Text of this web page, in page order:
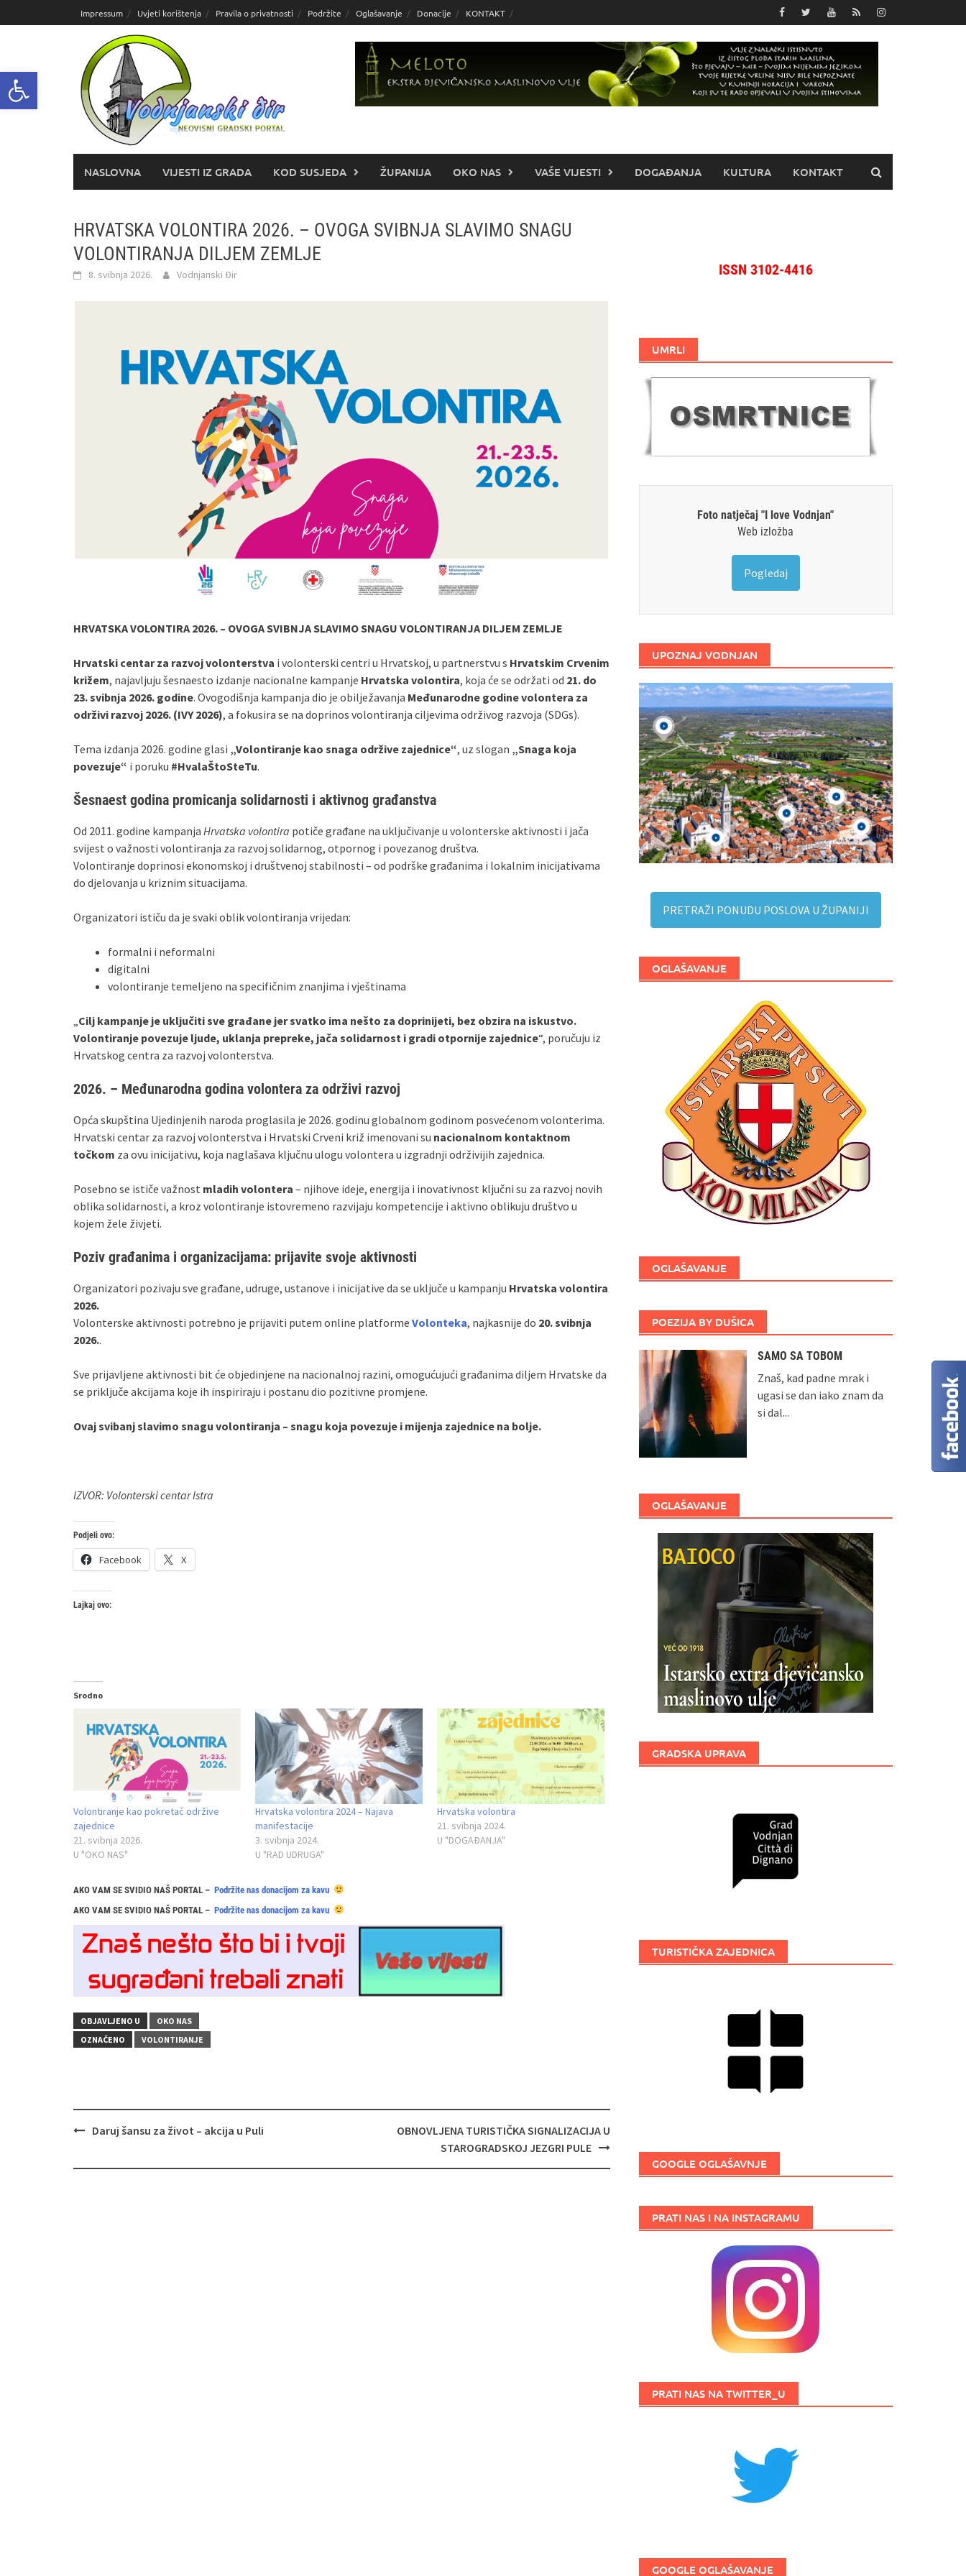
Open toolbar
do
Impressum Uvjeti korištenja Pravila o privatnosti Podržite Oglašavanje Donacije KONTAKT
NASLOVNA VIJESTI IZ GRADA KOD SUSJEDA ŽUPANIJA OKO NAS VAŠE VIJESTI DOGAĐANJA KULTURA KONTAKT
HRVATSKA VOLONTIRA 2026. – OVOGA SVIBNJA SLAVIMO SNAGU
VOLONTIRANJA DILJEM ZEMLJE
8. svibnja 2026. Vodnjanski Đir
HRVATSKA VOLONTIRA 2026. – OVOGA SVIBNJA SLAVIMO SNAGU VOLONTIRANJA DILJEM ZEMLJE
Hrvatski centar za razvoj volonterstva i volonterski centri u Hrvatskoj, u partnerstvu s Hrvatskim Crvenim
križem, najavljuju šesnaesto izdanje nacionalne kampanje Hrvatska volontira, koja će se održati od 21. do
23. svibnja 2026. godine. Ovogodišnja kampanja dio je obilježavanja Međunarodne godine volontera za
održivi razvoj 2026. (IVY 2026), a fokusira se na doprinos volontiranja ciljevima održivog razvoja (SDGs).
Tema izdanja 2026. godine glasi „Volontiranje kao snaga održive zajednice“, uz slogan „Snaga koja
povezuje“ i poruku #HvalaŠtoSteTu.
Šesnaest godina promicanja solidarnosti i aktivnog građanstva
Od 2011. godine kampanja Hrvatska volontira potiče građane na uključivanje u volonterske aktivnosti i jača
svijest o važnosti volontiranja za razvoj solidarnog, otpornog i povezanog društva.
Volontiranje doprinosi ekonomskoj i društvenoj stabilnosti – od podrške građanima i lokalnim inicijativama
do djelovanja u kriznim situacijama.
Organizatori ističu da je svaki oblik volontiranja vrijedan:
formalni i neformalni
digitalni
volontiranje temeljeno na specifičnim znanjima i vještinama
„Cilj kampanje je uključiti sve građane jer svatko ima nešto za doprinijeti, bez obzira na iskustvo.
Volontiranje povezuje ljude, uklanja prepreke, jača solidarnost i gradi otpornije zajednice“, poručuju iz
Hrvatskog centra za razvoj volonterstva.
2026. – Međunarodna godina volontera za održivi razvoj
Opća skupština Ujedinjenih naroda proglasila je 2026. godinu globalnom godinom posvećenom volonterima.
Hrvatski centar za razvoj volonterstva i Hrvatski Crveni križ imenovani su nacionalnom kontaktnom
točkom za ovu inicijativu, koja naglašava ključnu ulogu volontera u izgradnji održivijih zajednica.
Posebno se ističe važnost mladih volontera – njihove ideje, energija i inovativnost ključni su za razvoj novih
oblika solidarnosti, a kroz volontiranje istovremeno razvijaju kompetencije i aktivno oblikuju društvo u
kojem žele živjeti.
Poziv građanima i organizacijama: prijavite svoje aktivnosti
Organizatori pozivaju sve građane, udruge, ustanove i inicijative da se uključe u kampanju Hrvatska volontira
2026.
Volonterske aktivnosti potrebno je prijaviti putem online platforme Volonteka, najkasnije do 20. svibnja
2026..
Sve prijavljene aktivnosti bit će objedinjene na nacionalnoj razini, omogućujući građanima diljem Hrvatske da
se priključe akcijama koje ih inspiriraju i postanu dio pozitivne promjene.
Ovaj svibanj slavimo snagu volontiranja – snagu koja povezuje i mijenja zajednice na bolje.
IZVOR: Volonterski centar Istra
Podjeli ovo:
Facebook X
Lajkaj ovo:
Srodno
Volontiranje kao pokretač održive
zajednice
21. svibnja 2026.
U "OKO NAS"
Hrvatska volontira 2024 – Najava
manifestacije
3. svibnja 2024.
U "RAD UDRUGA"
Hrvatska volontira
21. svibnja 2024.
U "DOGAĐANJA"
AKO VAM SE SVIDIO NAŠ PORTAL – Podržite nas donacijom za kavu
AKO VAM SE SVIDIO NAŠ PORTAL – Podržite nas donacijom za kavu
OBJAVLJENO U
OKO NAS
OZNAČENO
VOLONTIRANJE
Navigacija
Daruj šansu za život – akcija u Puli
OBNOVLJENA TURISTIČKA SIGNALIZACIJA U
STAROGRADSKOJ JEZGRI PULE
ISSN 3102-4416
UMRLI
Foto natječaj "I love Vodnjan"
Web izložba
Pogledaj
UPOZNAJ VODNJAN
PRETRAŽI PONUDU POSLOVA U ŽUPANIJI
OGLAŠAVANJE
OGLAŠAVANJE
POEZIJA BY DUŠICA
SAMO SA TOBOM
Znaš, kad padne mrak i
ugasi se dan iako znam da
si dal...
OGLAŠAVANJE
GRADSKA UPRAVA
TURISTIČKA ZAJEDNICA
GOOGLE OGLAŠAVNJE
PRATI NAS I NA INSTAGRAMU
PRATI NAS NA TWITTER_U
GOOGLE OGLAŠAVANJE